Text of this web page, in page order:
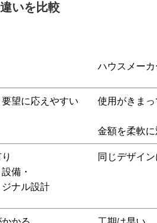
いを比較
ウスメーカ
応えやすい 使用がきまって
対応しに
同じデザインにな
・
設計